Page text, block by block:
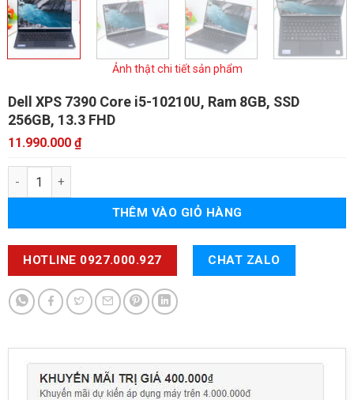
Ảnh thật chi tiết sản phẩm
Dell XPS 7390 Core i5-10210U, Ram 8GB, SSD
256GB, 13.3 FHD
11.990.000 ₫
Dell XPS 7390 số lượng
THÊM VÀO GIỎ HÀNG
HOTLINE 0927.000.927 CHAT ZALO